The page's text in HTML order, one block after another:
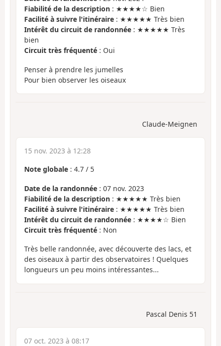
Fiabilité de la description : ★★★★☆ Bien
Facilité à suivre l'itinéraire : ★★★★★ Très bien
Intérêt du circuit de randonnée : ★★★★★ Très
bien
Circuit très fréquenté : Oui
Penser à prendre les jumelles
Pour bien observer les oiseaux
Claude-Meignen
15 nov. 2023 à 12:28
Note globale : 4.7 / 5
Date de la randonnée : 07 nov. 2023
Fiabilité de la description : ★★★★★ Très bien
Facilité à suivre l'itinéraire : ★★★★★ Très bien
Intérêt du circuit de randonnée : ★★★★☆ Bien
Circuit très fréquenté : Non
Très belle randonnée, avec découverte des lacs, et
des oiseaux à partir des observatoires ! Quelques
longueurs un peu moins intéressantes...
Pascal Denis 51
07 oct. 2023 à 08:17